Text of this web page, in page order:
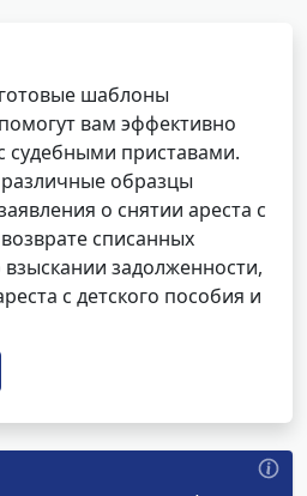
шаблоны
вам эффективно
судебными приставами.
образцы
о снятии ареста с
списанных
взыскании задолженности,
с детского пособия и